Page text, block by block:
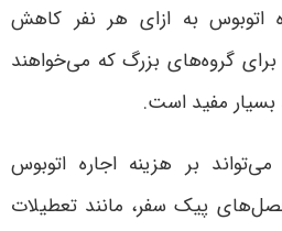
اتوبوس به ازای هر نفر کاهش
برای گروه‌های بزرگ که می‌خواهند
بسیار مفید است.
بر هزینه اجاره اتوبوس
پیک سفر، مانند تعطیلات